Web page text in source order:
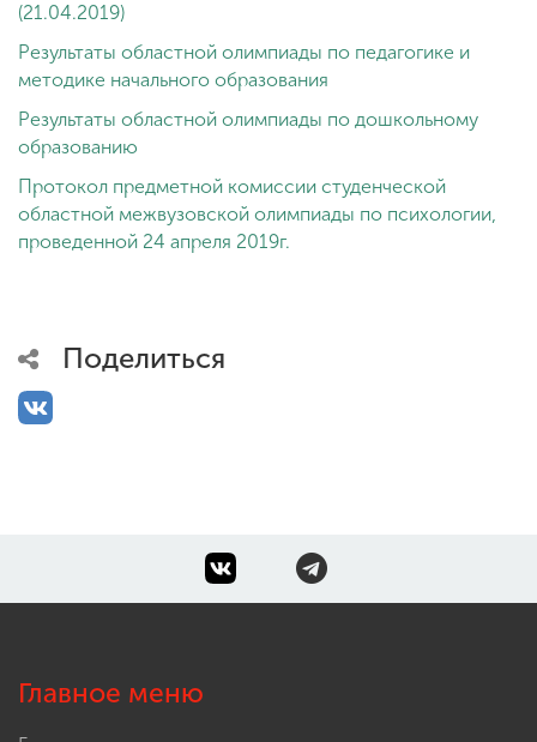
(21.04.2019)
Результаты областной олимпиады по педагогике и
методике начального образования
Результаты областной олимпиады по дошкольному
образованию
Протокол предметной комиссии студенческой
областной межвузовской олимпиады по психологии,
проведенной 24 апреля 2019г.
Поделиться
Главное меню